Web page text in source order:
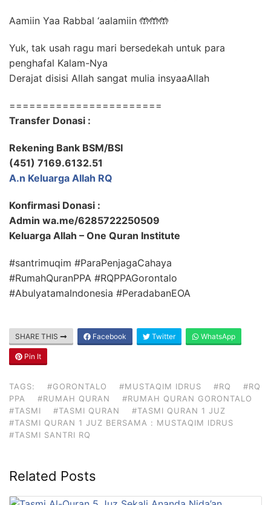
Aamiin Yaa Rabbal ‘aalamiin 🤲🤲🤲
Yuk, tak usah ragu mari bersedekah untuk para
penghafal Kalam-Nya
Derajat disisi Allah sangat mulia insyaaAllah
=======================
Transfer Donasi :
Rekening Bank BSM/BSI
(451) 7169.6132.51
A.n Keluarga Allah RQ
Konfirmasi Donasi :
Admin wa.me/6285722250509
Keluarga Allah – One Quran Institute
#santrimuqim #ParaPenjagaCahaya
#RumahQuranPPA #RQPPAGorontalo
#AbulyatamaIndonesia #PeradabanEOA
SHARE THIS Facebook Twitter WhatsApp
Pin It
TAGS: #GORONTALO #MUSTAQIM IDRUS #RQ
#RQ
PPA
#RUMAH QURAN
#RUMAH QURAN GORONTALO
#TASMI
#TASMI QURAN
#TASMI QURAN 1 JUZ
#TASMI QURAN 1 JUZ BERSAMA : MUSTAQIM IDRUS
#TASMI SANTRI RQ
Related Posts